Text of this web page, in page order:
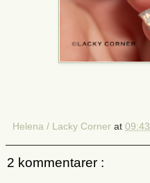
Helena / Lacky Corner at 09:43
2 kommentarer :